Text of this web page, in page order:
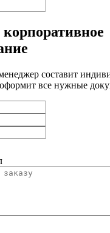
составит
все нужные